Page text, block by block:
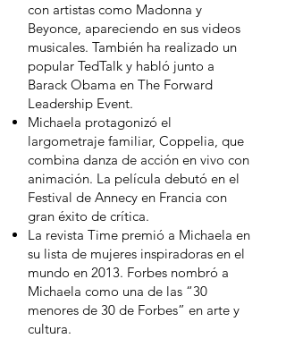
con artistas como Madonna y
Beyonce, apareciendo en sus videos
musicales. También ha realizado un
popular TedTalk y habló junto a
Barack Obama en The Forward
Leadership Event.
Michaela protagonizó el
largometraje familiar, Coppelia, que
combina danza de acción en vivo con
animación. La película debutó en el
Festival de Annecy en Francia con
gran éxito de crítica.
La revista Time premió a Michaela en
su lista de mujeres inspiradoras en el
mundo en 2013. Forbes nombró a
Michaela como una de las “30
menores de 30 de Forbes” en arte y
cultura.